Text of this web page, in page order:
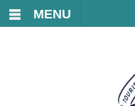
MENU